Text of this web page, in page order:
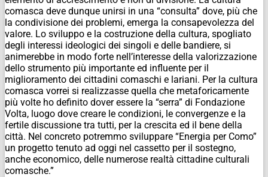
comasca deve dunque unirsi in una “consulta” dove, più che
la condivisione dei problemi, emerga la consapevolezza del
valore. Lo sviluppo e la costruzione della cultura, spogliato
degli interessi ideologici dei singoli e delle bandiere, si
animerebbe in modo forte nell’interesse della valorizzazione
dello strumento più importante ed influente per il
miglioramento dei cittadini comaschi e lariani. Per la cultura
comasca vorrei si realizzasse quella che metaforicamente
più volte ho definito dover essere la “serra” di Fondazione
Volta, luogo dove creare le condizioni, le convergenze e la
fertile discussione tra tutti, per la crescita ed il bene della
città. Nel concreto potremmo sviluppare “Energia per Como”
un progetto tenuto ad oggi nel cassetto per il sostegno,
anche economico, delle numerose realtà cittadine culturali
comasche.”